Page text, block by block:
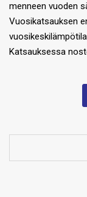
menneen vuoden
Vuosikatsauksen
Katsauksessa